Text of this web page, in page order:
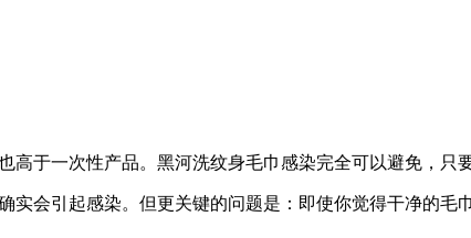
于一次性产品。黑河洗纹身毛巾感染完全可以避免，只
会引起感染。但更关键的问题是：即使你觉得干净的毛